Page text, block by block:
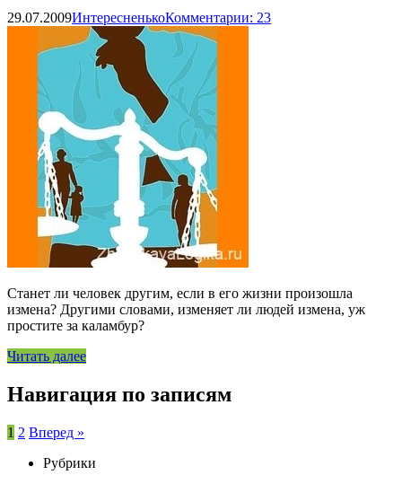
29.07.2009ИнтересненькоКомментарии: 23
Станет ли человек другим, если в его жизни произошла
измена? Другими словами, изменяет ли людей измена, уж
простите за каламбур?
Читать далее
Навигация по записям
1 2 Вперед »
Рубрики